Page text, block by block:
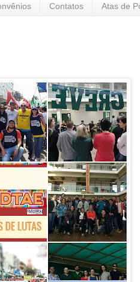
Contatos Atas de